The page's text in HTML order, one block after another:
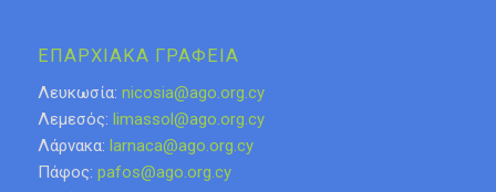
ΕΠΑΡΧΙΑΚΑ ΓΡΑΦΕΙΑ
Λευκωσία: nicosia@ago.org.cy
Λεμεσός: limassol@ago.org.cy
Λάρνακα: larnaca@ago.org.cy
Πάφος: pafos@ago.org.cy